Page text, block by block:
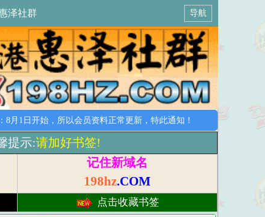
泽社群 导航
开始，所以会员资料正常更新，特此通知！
提示:请加好书签!
记住新域名
198hz.COM
点击收藏书签